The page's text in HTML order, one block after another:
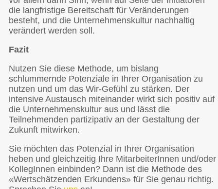
die langfristige Bereitschaft für Veränderungen
besteht, und die Unternehmenskultur nachhaltig
verändert werden soll.
Fazit
Nutzen Sie diese Methode, um bislang
schlummernde Potenziale in Ihrer Organisation zu
nutzen und um das Wir-Gefühl zu stärken. Der
intensive Austausch miteinander wirkt sich positiv auf
die Unternehmenskultur aus und lässt die
Teilnehmenden partizipativ an der Gestaltung der
Zukunft mitwirken.
Sie möchten das Potenzial in Ihrer Organisation
heben und gleichzeitig Ihre MitarbeiterInnen und/oder
KollegInnen einbinden? Dann ist die Methode des
«Wertschätzenden Erkundens» für Sie genau richtig.